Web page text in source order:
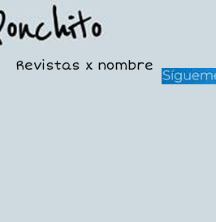
Revistas x nombre